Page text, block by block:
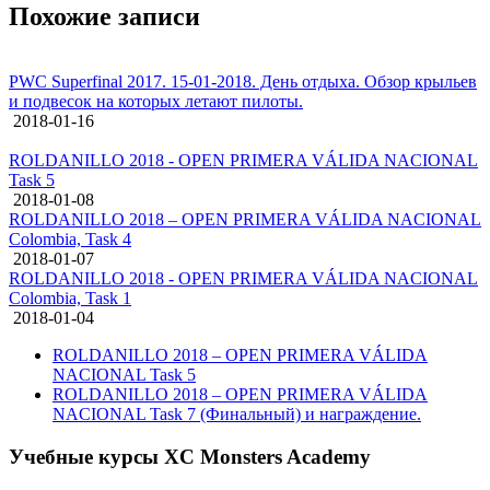
Похожие записи
PWC Superfinal 2017. 15-01-2018. День отдыха. Обзор крыльев
и подвесок на которых летают пилоты.
2018-01-16
ROLDANILLO 2018 - OPEN PRIMERA VÁLIDA NACIONAL
Task 5
2018-01-08
ROLDANILLO 2018 – OPEN PRIMERA VÁLIDA NACIONAL
Colombia, Task 4
2018-01-07
ROLDANILLO 2018 - OPEN PRIMERA VÁLIDA NACIONAL
Colombia, Task 1
2018-01-04
ROLDANILLO 2018 – OPEN PRIMERA VÁLIDA
NACIONAL Task 5
ROLDANILLO 2018 – OPEN PRIMERA VÁLIDA
NACIONAL Task 7 (Финальный) и награждение.
Учебные курсы XC Monsters Academy